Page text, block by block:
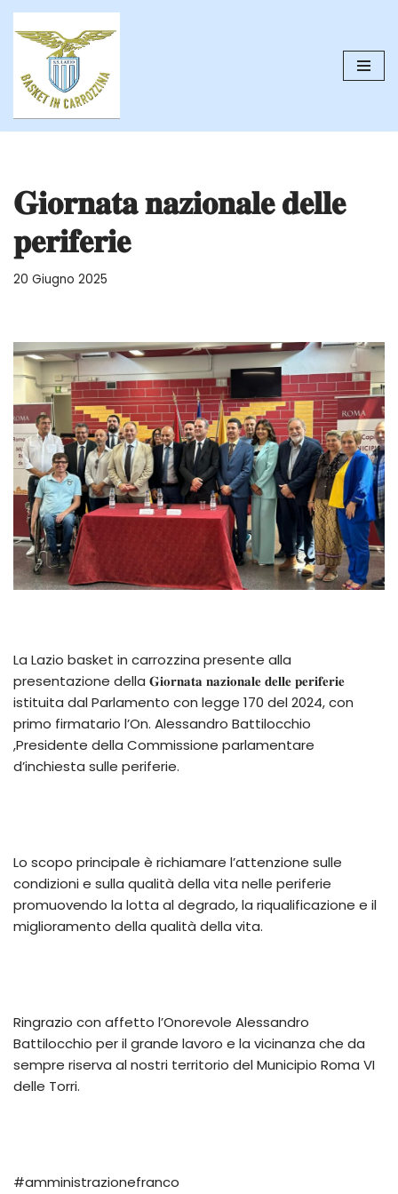
contenuto
𝐆𝐢𝐨𝐫𝐧𝐚𝐭𝐚 𝐧𝐚𝐳𝐢𝐨𝐧𝐚𝐥𝐞 𝐝𝐞𝐥𝐥𝐞
𝐩𝐞𝐫𝐢𝐟𝐞𝐫𝐢𝐞
20 Giugno 2025
La Lazio basket in carrozzina presente alla
presentazione della 𝐆𝐢𝐨𝐫𝐧𝐚𝐭𝐚 𝐧𝐚𝐳𝐢𝐨𝐧𝐚𝐥𝐞 𝐝𝐞𝐥𝐥𝐞 𝐩𝐞𝐫𝐢𝐟𝐞𝐫𝐢𝐞
istituita dal Parlamento con legge 170 del 2024, con
primo firmatario l’On. Alessandro Battilocchio
,Presidente della Commissione parlamentare
d’inchiesta sulle periferie.
Lo scopo principale è richiamare l’attenzione sulle
condizioni e sulla qualità della vita nelle periferie
promuovendo la lotta al degrado, la riqualificazione e il
miglioramento della qualità della vita.
Ringrazio con affetto l’Onorevole Alessandro
Battilocchio per il grande lavoro e la vicinanza che da
sempre riserva al nostri territorio del Municipio Roma VI
delle Torri.
#amministrazionefranco